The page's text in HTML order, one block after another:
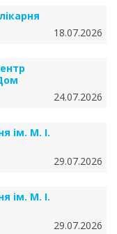
18.07.2026
24.07.2026
ім. М. І.
29.07.2026
ім. М. І.
29.07.2026